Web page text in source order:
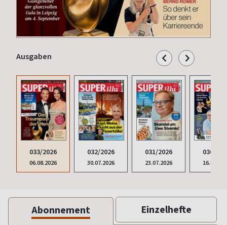
Ausgaben
033/2026
06.08.2026
032/2026
30.07.2026
031/2026
23.07.2026
030/
Abonnement Einzelhefte